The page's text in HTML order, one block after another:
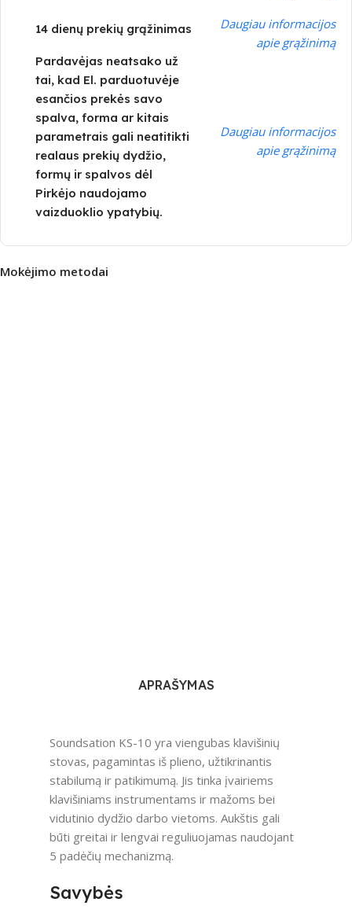
14 dienų prekių grąžinimas
Daugiau informacijos
apie grąžinimą
Pardavėjas neatsako už
tai, kad El. parduotuvėje
esančios prekės savo
spalva, forma ar kitais
parametrais gali neatitikti
realaus prekių dydžio,
formų ir spalvos dėl
Pirkėjo naudojamo
vaizduoklio ypatybių.
Daugiau informacijos
apie grąžinimą
Mokėjimo metodai
APRAŠYMAS
Soundsation KS-10 yra viengubas klavišinių
stovas, pagamintas iš plieno, užtikrinantis
stabilumą ir patikimumą. Jis tinka įvairiems
klavišiniams instrumentams ir mažoms bei
vidutinio dydžio darbo vietoms. Aukštis gali
būti greitai ir lengvai reguliuojamas naudojant
5 padėčių mechanizmą.
Savybės